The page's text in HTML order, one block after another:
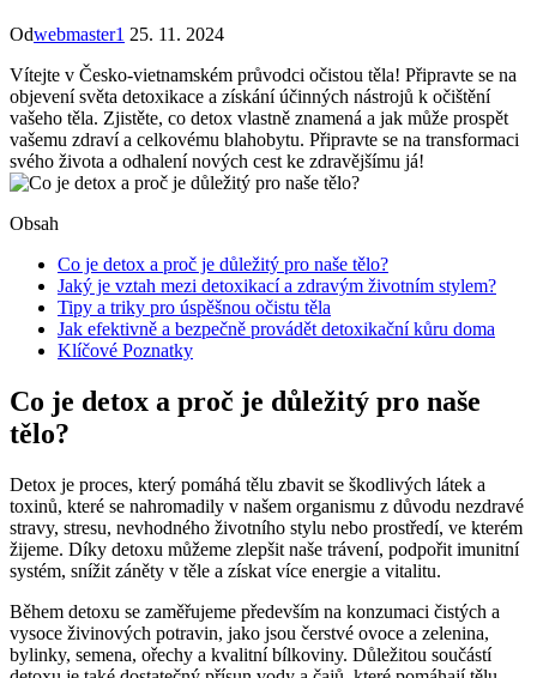
Odwebmaster1 25. 11. 2024
Vítejte v Česko-vietnamském průvodci očistou těla! Připravte se na
objevení světa detoxikace a získání účinných nástrojů k očištění
vašeho těla. Zjistěte, co detox vlastně znamená a jak může prospět
vašemu zdraví a celkovému blahobytu. Připravte se na transformaci
svého života a odhalení nových cest ke zdravějšímu já!
Obsah
Co je detox a proč je důležitý pro naše tělo?
Jaký je vztah mezi detoxikací a zdravým životním stylem?
Tipy a triky pro úspěšnou očistu těla
Jak efektivně a bezpečně provádět detoxikační kůru doma
Klíčové Poznatky
Co je detox a proč je důležitý pro naše
tělo?
Detox je proces, který pomáhá tělu zbavit se škodlivých látek a
toxinů, které se nahromadily v našem organismu z důvodu nezdravé
stravy, stresu, nevhodného životního stylu nebo prostředí, ve kterém
žijeme. Díky detoxu můžeme zlepšit naše trávení, podpořit imunitní
systém, snížit záněty v těle a získat více energie a vitalitu.
Během detoxu se zaměřujeme především na konzumaci čistých a
vysoce živinových potravin, jako jsou čerstvé ovoce a zelenina,
bylinky, semena, ořechy a kvalitní bílkoviny. Důležitou součástí